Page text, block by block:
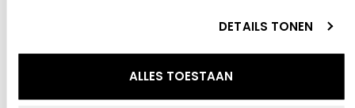
op basis van uw gebruik van hun services.
DETAILS TONEN
ALLES TOESTAAN